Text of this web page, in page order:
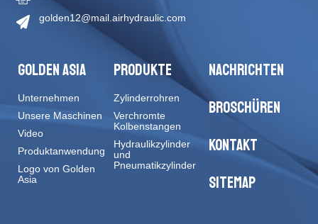
golden12@mail.airhydraulic.com
GOLDEN ASIA
Unternehmen
Unsere Maschinen
Video
Produktanwendung
Logo von Golden
Asia
PRODUKTE
Zylinderrohren
Verchromte
Kolbenstangen
Hydraulikzylinder
und
Pneumatikzylinder
NACHRICHTEN
BROSCHÜREN
KONTAKT
SITEMAP